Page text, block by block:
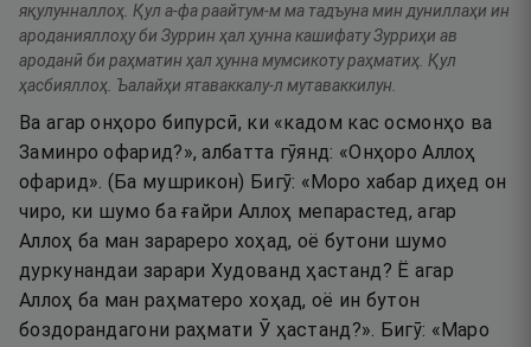
яқулунналлоҳ. Қул а-фа раайтум-м ма тадъуна мин дуниллаҳи ин
ароданияллоҳу би Зуррин ҳал ҳунна кашифату Зурриҳи ав
ароданӣ би раҳматин ҳал ҳунна мумсикоту раҳматиҳ. Қул
ҳасбияллоҳ. Ъалайҳи ятаваккалу-л мутаваккилун.
Ва агар онҳоро бипурсӣ, ки «кадом кас осмонҳо ва
Заминро офарид?», албатта гӯянд: «Онҳоро Аллоҳ
офарид». (Ба мушрикон) Бигӯ: «Моро хабар диҳед он
чиро, ки шумо ба ғайри Аллоҳ мепарастед, агар
Аллоҳ ба ман зарареро хоҳад, оё бутони шумо
дуркунандаи зарари Худованд ҳастанд? Ё агар
Аллоҳ ба ман раҳматеро хоҳад, оё ин бутон
боздорандагони раҳмати Ӯ ҳастанд?». Бигӯ: «Маро